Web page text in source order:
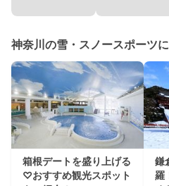
神奈川の雪・スノースポーツ
箱根デートを盛り上げる
♡おすすめ観光スポット
鎌
羅